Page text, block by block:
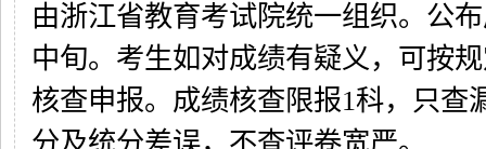
由浙江省教育考试院统一组织。公
中旬。考生如对成绩有疑义，可按
核查申报。成绩核查限报1科，只查